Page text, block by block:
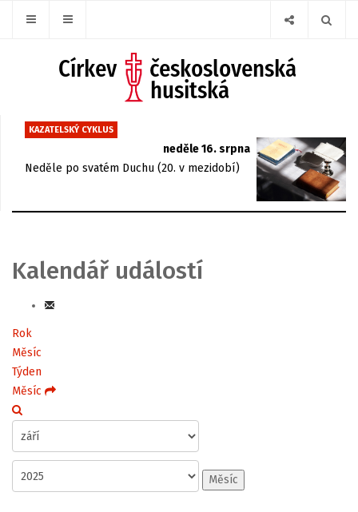
KAZATELSKÝ CYKLUS
neděle 16. srpna
Neděle po svatém Duchu (20. v mezidobí)
Kalendář událostí
Rok
Měsíc
Týden
Měsíc
Měsíc